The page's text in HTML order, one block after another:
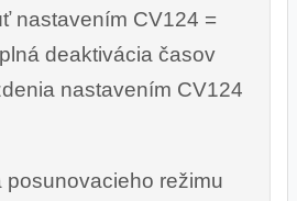
nastavením CV124 =
deaktivácia časov
nastavením CV124
posunovacieho režimu